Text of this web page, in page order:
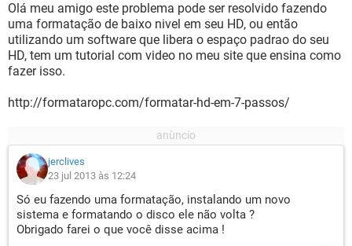
Olá meu amigo este problema pode ser resolvido fazendo
uma formatação de baixo nivel em seu HD, ou então
utilizando um software que libera o espaço padrao do seu
HD, tem um tutorial com video no meu site que ensina como
fazer isso.
http://formataropc.com/formatar-hd-em-7-passos/
jerclives
23 jul 2013 às 12:24
Só eu fazendo uma formatação, instalando um novo
sistema e formatando o disco ele não volta ?
Obrigado farei o que você disse acima !